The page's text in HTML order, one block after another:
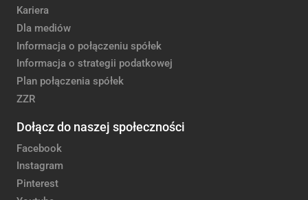
Kariera
Dla mediów
Informacja o połączeniu spółek
Informacja o strategii podatkowej
Plan połączenia spółek
ZZR
Dołącz do naszej społeczności
Facebook
Instagram
Pinterest